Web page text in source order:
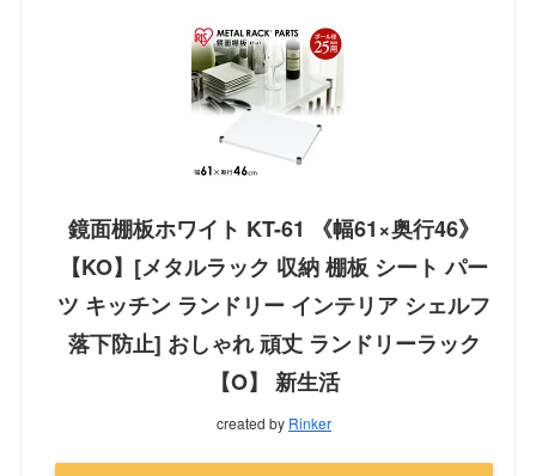
鏡面棚板ホワイト KT-61 《幅61×奥行46》
【KO】[メタルラック 収納 棚板 シート パー
ツ キッチン ランドリー インテリア シェルフ
落下防止] おしゃれ 頑丈 ランドリーラック
【O】 新生活
created by Rinker